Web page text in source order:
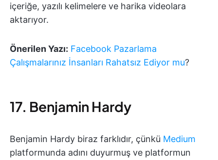
içeriğe, yazılı kelimelere ve harika videolara
aktarıyor.
Önerilen Yazı: Facebook Pazarlama
Çalışmalarınız İnsanları Rahatsız Ediyor mu?
17. Benjamin Hardy
Benjamin Hardy biraz farklıdır, çünkü Medium
platformunda adını duyurmuş ve platformun